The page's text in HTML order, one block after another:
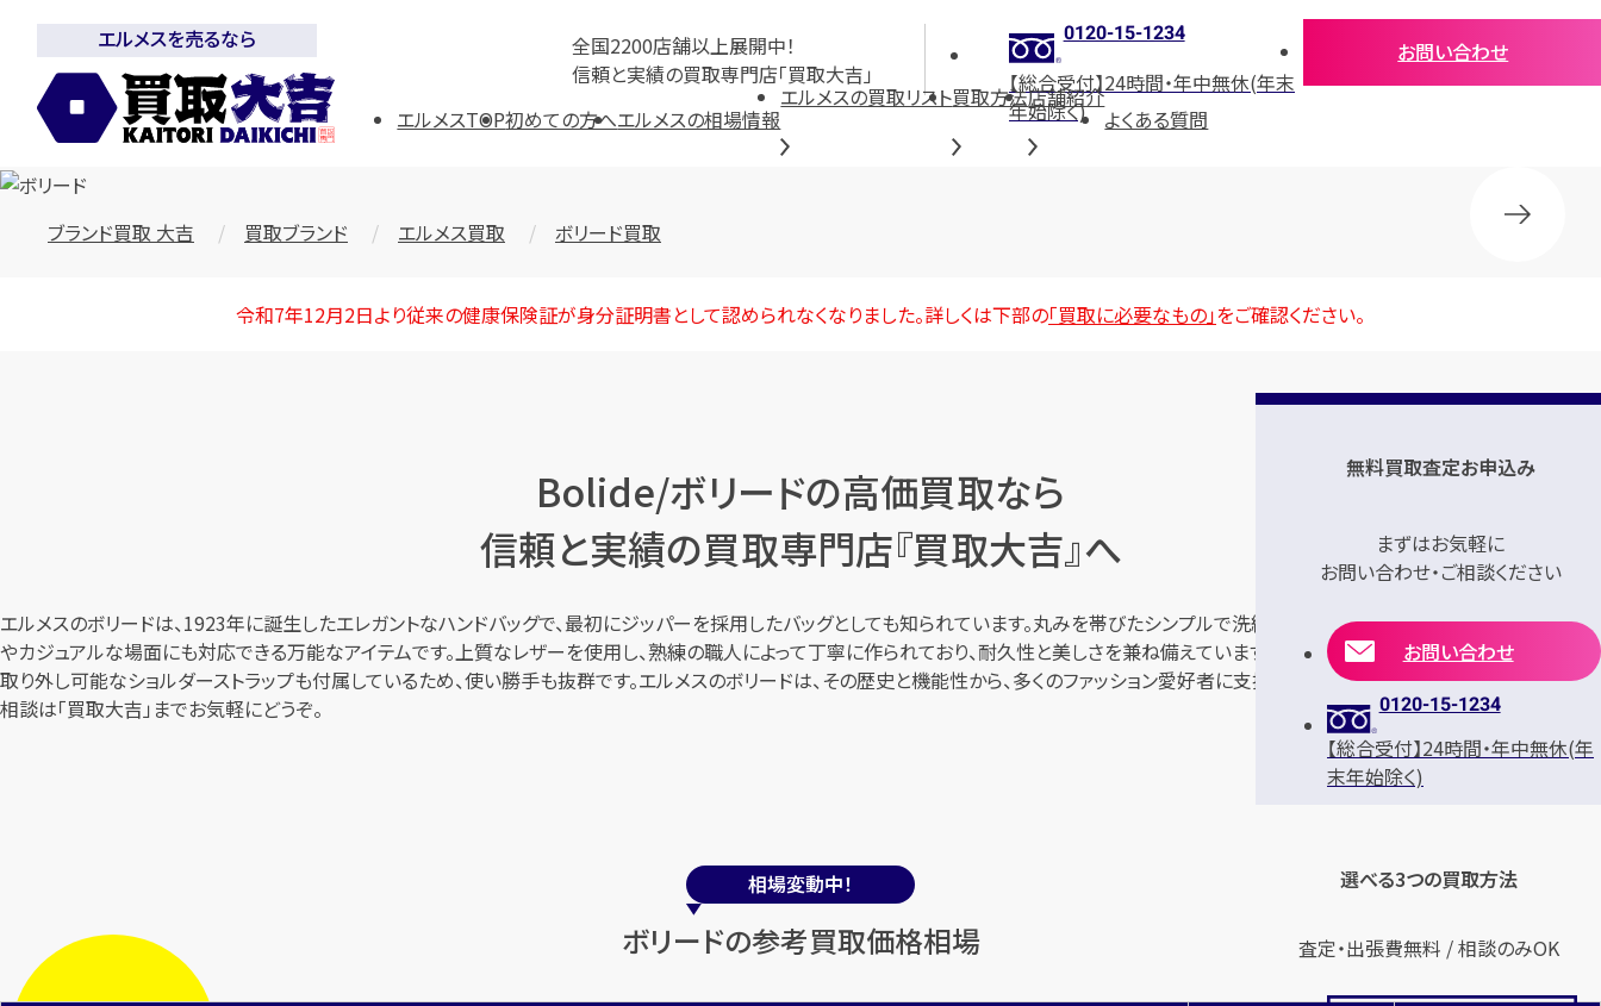
全国2200店舗以上展開中！
信頼と実績の買取専門店「買取大吉」
エルメスを売るなら
0120-15-1234
【総合受付】24時間・年中無休(年末
年始除く)
お問い合わせ
エルメスTOP初めての方へエルメスの相場情報
エルメスの買取リスト買取方法店舗紹介
よくある質問
ブランド買取 大吉 買取ブランド エルメス買取 ボリード買取
令和7年12月2日より従来の健康保険証が身分証明書として認められなくなりました。詳しくは下部の「買取に必要なもの」をご確認ください。
Bolide/ボリードの高価買取なら
信頼と実績の買取専門店『買取大吉』へ
エルメスのボリードは、1923年に誕生したエレガントなハンドバッグで、最初にジッパーを採用したバッグとしても知られています。丸みを帯びたシンプルで洗練されたデザインが特徴で、ビジネスシーン
やカジュアルな場面にも対応できる万能なアイテムです。上質なレザーを使用し、熟練の職人によって丁寧に作られており、耐久性と美しさを兼ね備えています。サイズやカラーバリエーションが豊富で、
取り外し可能なショルダーストラップも付属しているため、使い勝手も抜群です。エルメスのボリードは、その歴史と機能性から、多くのファッション愛好者に支持され続けています。お買取についてのご
相談は「買取大吉」までお気軽にどうぞ。
相場変動中！
ボリードの参考買取価格相場
無料買取査定お申込み
まずはお気軽に
お問い合わせ・ご相談ください
お問い合わせ
0120-15-1234
【総合受付】24時間・年中無休(年
末年始除く)
選べる3つの買取方法
査定・出張費無料 / 相談のみOK